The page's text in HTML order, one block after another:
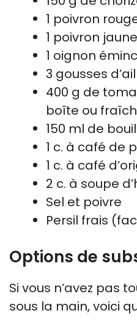
1 poivron
1 poivron
1 oignon
3 gousses
400 g de
boîte ou
150 ml de
1 c. à café de
1 c. à café
2 c. à soupe
Sel et poivre
Persil frais
Options de
Si vous n’avez pas
sous la main, voici